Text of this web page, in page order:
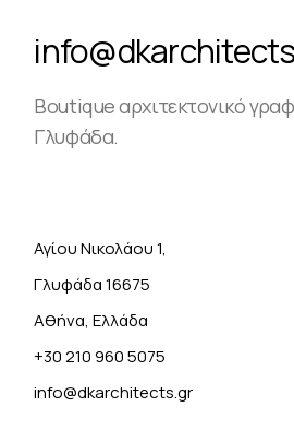
Boutique αρχιτεκτονικό
Γλυφάδα.
Αγίου Νικολάου 1,
Γλυφάδα 16675
Αθήνα, Ελλάδα
+30 210 960 5075
info@dkarchitects.gr